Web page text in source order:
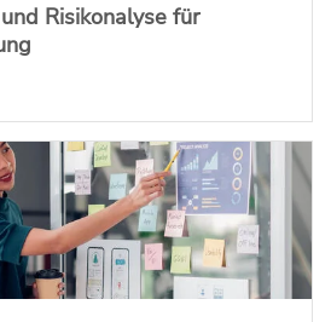
Risikonalyse für